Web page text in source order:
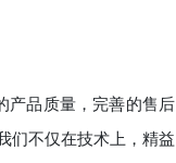
产品质量，完善的售后
们不仅在技术上，精益